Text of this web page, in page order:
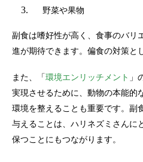
野菜や果物
副食は嗜好性が高く、食事のバリ
進が期待できます。偏食の対策と
また、「 環境エンリッチメント 」
実現させるために、動物の本能的
環境を整えることも重要です。副
与えることは、ハリネズミさんに
保つことにもつながります。